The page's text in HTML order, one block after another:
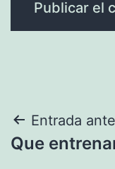
de
Entrada
Que